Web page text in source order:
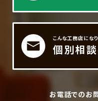
こんな工務店にな
個別相談
お電話でのお